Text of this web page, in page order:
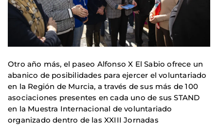
Otro año más, el paseo Alfonso X El Sabio ofrece un
abanico de posibilidades para ejercer el voluntariado
en la Región de Murcia, a través de sus más de 100
asociaciones presentes en cada uno de sus STAND
en la Muestra Internacional de voluntariado
organizado dentro de las XXIII Jornadas